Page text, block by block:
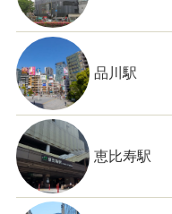
品川駅
恵比寿駅